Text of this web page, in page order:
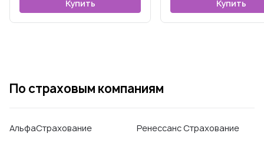
Купить Купить
По страховым компаниям
АльфаСтрахование
Ренессанс Страхование